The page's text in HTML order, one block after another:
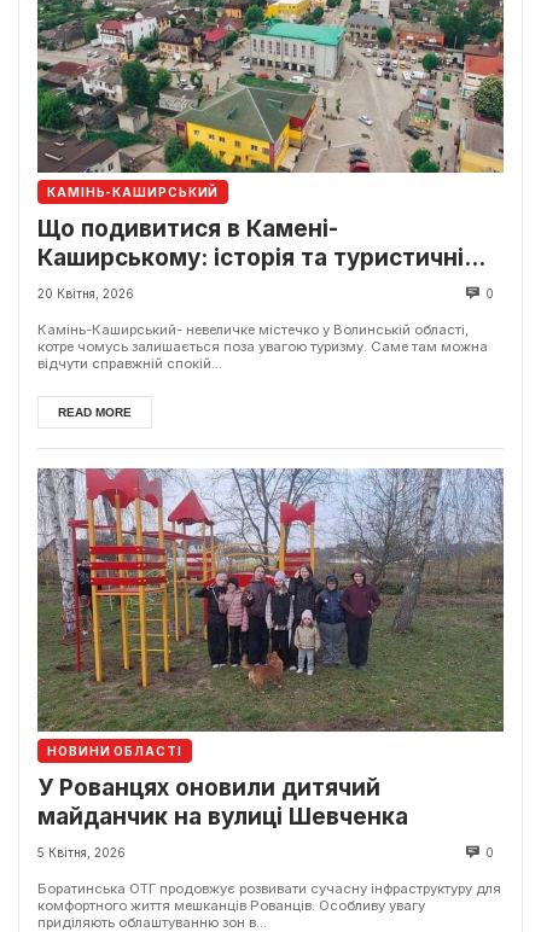
КАМІНЬ-КАШИРСЬКИЙ
Що подивитися в Камені-
Каширському: історія та туристичні
локації
20 Квітня, 2026 0
Камінь-Каширський- невеличке містечко у Волинській області,
котре чомусь залишається поза увагою туризму. Саме там можна
відчути справжній спокій...
READ MORE
НОВИНИ ОБЛАСТІ
У Рованцях оновили дитячий
майданчик на вулиці Шевченка
5 Квітня, 2026 0
Боратинська ОТГ продовжує розвивати сучасну інфраструктуру для
комфортного життя мешканців Рованців. Особливу увагу
приділяють облаштуванню зон в...